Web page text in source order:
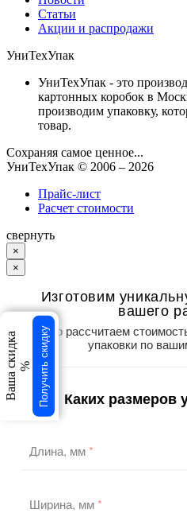
Статьи
Акции и распродажи
УниТехУпак
УниТехУпак - это
картонных коробок в
производим упаковку,
товар.
Сохраняя самое ценное...
УниТехУпак © 2006 – 2026
Прайс-лист
Расчет стоимости
свернуть
×
×
Изготовим
вашего
Точно рассчитаем
упаковки по
/3 Каких размеров
Длина, мм*
Ширина, мм*
Ваша скидка % Получить скидку